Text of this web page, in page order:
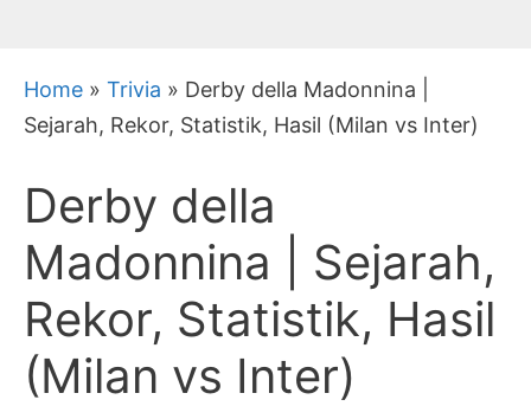
Home » Trivia » Derby della Madonnina |
Sejarah, Rekor, Statistik, Hasil (Milan vs Inter)
Derby della
Madonnina | Sejarah,
Rekor, Statistik, Hasil
(Milan vs Inter)